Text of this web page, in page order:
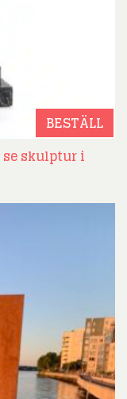
BESTÄLL
se skulptur i